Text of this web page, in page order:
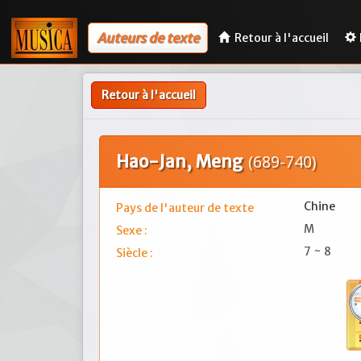
Auteurs de texte Retour à l'accueil
Retour à l'accueil
Hao-Jan, Meng(689-740)
Pays de l'auteur de texte
Chine
Sexe :
M
Siècle :
7 ~ 8